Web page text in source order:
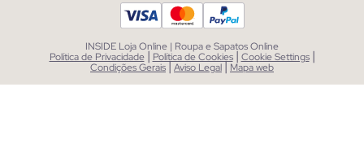
INSIDE Loja Online | Roupa e Sapatos Online
Política de Privacidade | Política de Cookies | Cookie Settings |
Condições Gerais|Aviso Legal| Mapa web